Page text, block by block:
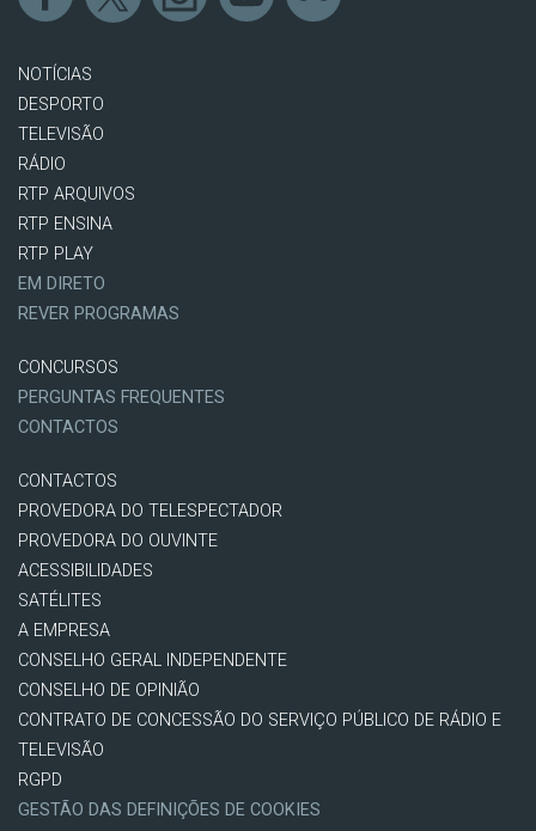
NOTÍCIAS
DESPORTO
TELEVISÃO
RÁDIO
RTP ARQUIVOS
RTP ENSINA
RTP PLAY
EM DIRETO
REVER PROGRAMAS
CONCURSOS
PERGUNTAS FREQUENTES
CONTACTOS
CONTACTOS
PROVEDORA DO TELESPECTADOR
PROVEDORA DO OUVINTE
ACESSIBILIDADES
SATÉLITES
A EMPRESA
CONSELHO GERAL INDEPENDENTE
CONSELHO DE OPINIÃO
CONTRATO DE CONCESSÃO DO SERVIÇO PÚBLICO DE RÁDIO E
TELEVISÃO
RGPD
GESTÃO DAS DEFINIÇÕES DE COOKIES